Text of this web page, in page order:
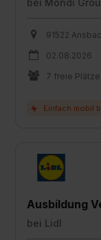
bei Mondi
91522
02.08.2026
7 freie Plätze
Ausbildung
bei Lidl